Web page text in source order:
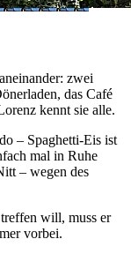
zwei
das Café
kennt sie alle.
– Spaghetti-Eis ist
mal in Ruhe
– wegen des
will, muss er
vorbei.